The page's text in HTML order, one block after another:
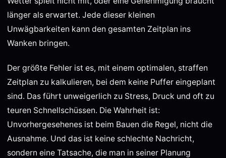
länger als erwartet. Jede dieser kleinen
Unwägbarkeiten kann den gesamten Zeitplan ins
Wanken bringen.
Der größte Fehler ist es, mit einem optimalen, straffen
Zeitplan zu kalkulieren, bei dem keine Puffer eingeplant
sind. Das führt unweigerlich zu Stress, Druck und oft zu
teuren Schnellschüssen. Die Wahrheit ist:
Unvorhergesehenes ist beim Bauen die Regel, nicht die
Ausnahme. Und das ist keine schlechte Nachricht,
sondern eine Tatsache, die man in seiner Planung